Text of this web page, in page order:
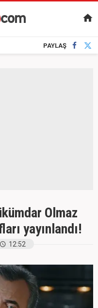
PAYLAŞ
Olmaz
yayınlandı!
12:52